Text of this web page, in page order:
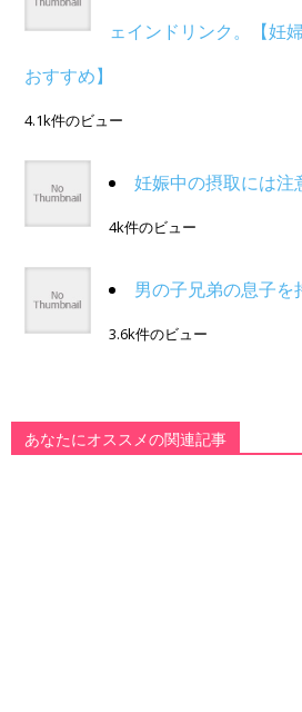
ェインドリンク。【妊
おすすめ】
4.1k件のビュー
妊娠中の摂取には注
4k件のビュー
男の子兄弟の息子を
3.6k件のビュー
あなたにオススメの関連記事